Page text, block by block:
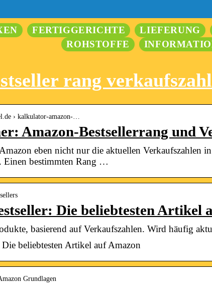
FERTIGGERICHTE LIEFERUNG
ROHSTOFFE
rang
› kalkulator-amazon-…
Amazon-Bestsellerrang und
eben nicht nur die aktuellen Verkaufszahlen
Einen bestimmten Rang …
Die beliebtesten Artikel
basierend auf Verkaufszahlen. Wird häufig
beliebtesten Artikel auf Amazon
Grundlagen